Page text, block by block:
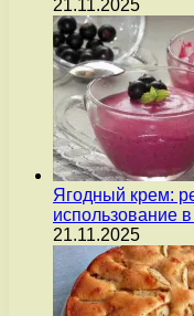
21.11.2025
Ягодный крем:
использование
21.11.2025